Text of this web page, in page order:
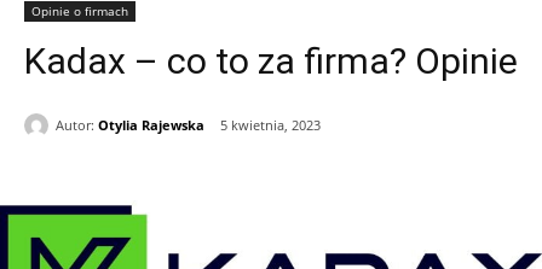
Opinie o firmach
Kadax – co to za firma? Opinie
Autor: Otylia Rajewska 5 kwietnia, 2023